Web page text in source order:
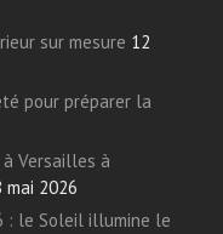
sur mesure 12
pour préparer la
Versailles à
mai 2026
: le Soleil illumine le